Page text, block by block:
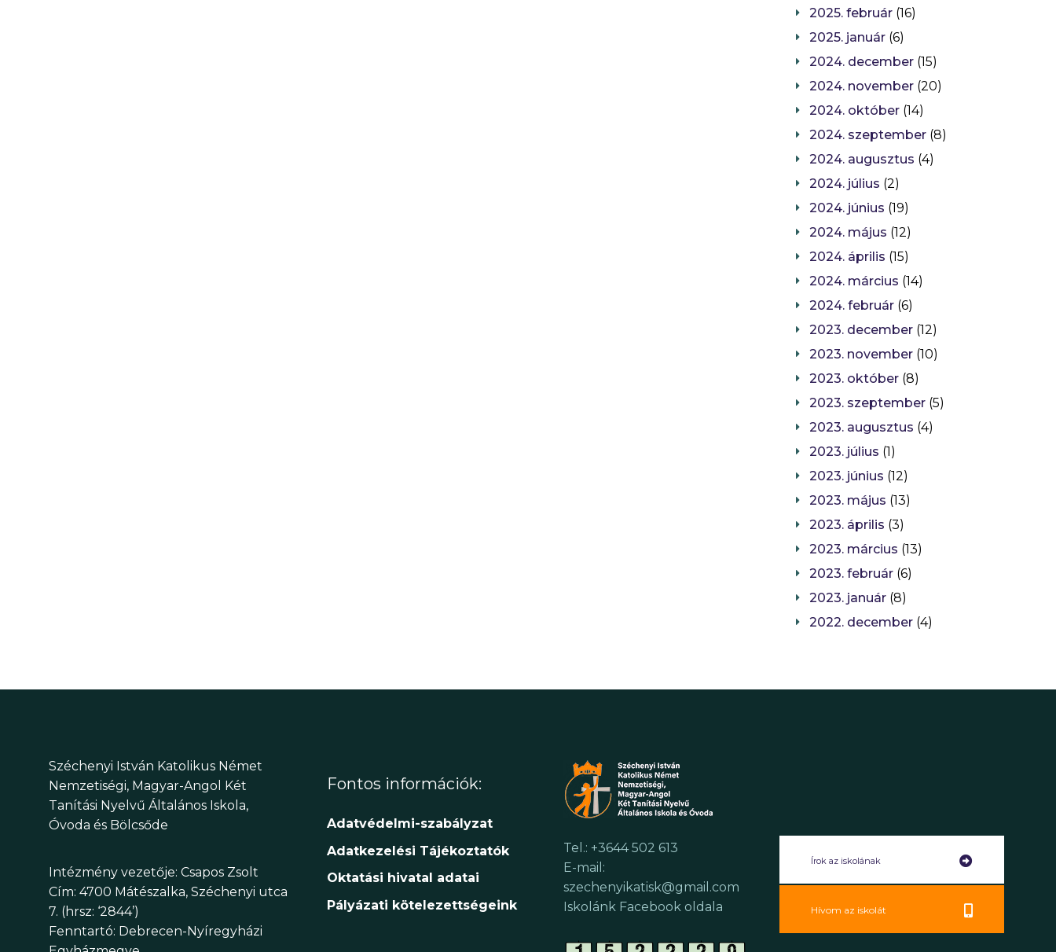
2025. február (16)
2025. január (6)
2024. december (15)
2024. november (20)
2024. október (14)
2024. szeptember (8)
2024. augusztus (4)
2024. július (2)
2024. június (19)
2024. május (12)
2024. április (15)
2024. március (14)
2024. február (6)
2023. december (12)
2023. november (10)
2023. október (8)
2023. szeptember (5)
2023. augusztus (4)
2023. július (1)
2023. június (12)
2023. május (13)
2023. április (3)
2023. március (13)
2023. február (6)
2023. január (8)
2022. december (4)
Széchenyi István Katolikus Német
Nemzetiségi, Magyar-Angol Két
Tanítási Nyelvű Általános Iskola,
Óvoda és Bölcsőde
Intézmény vezetője: Csapos Zsolt
Cím: 4700 Mátészalka, Széchenyi utca
7. (hrsz: ‘2844’)
Fenntartó: Debrecen-Nyíregyházi
Fontos információk:
Adatvédelmi-szabályzat
Adatkezelési Tájékoztatók
Oktatási hivatal adatai
Pályázati kötelezettségeink
Tel.: +3644 502 613
E-mail:
szechenyikatisk@gmail.com
Iskolánk Facebook oldala
Írok az iskolának
Hívom az iskolát